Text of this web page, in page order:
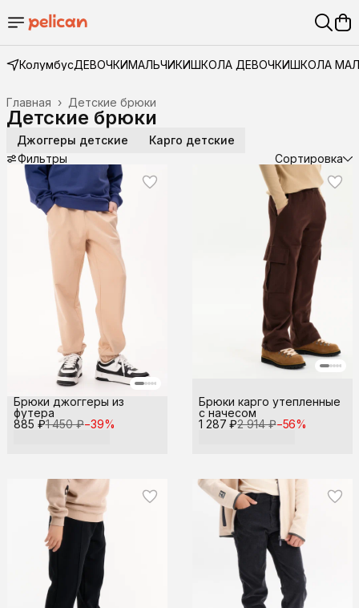
КолумбусДЕВОЧКИМАЛЬЧИКИШКОЛА ДЕВОЧКИШКОЛА
Детские брюки
Главная ›
Детские брюки
Джоггеры детские
Карго детские
Фильтры
Сортировка
885 ₽1 450 ₽−39%
Брюки джоггеры из
футера
1 287 ₽2 914 ₽−56%
Брюки карго утепленные
с начесом